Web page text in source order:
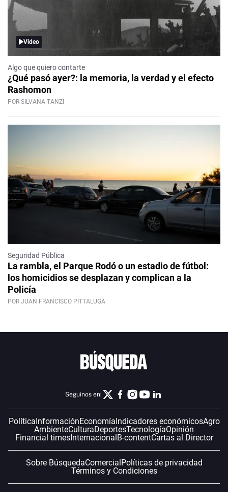
Video
Algo que quiero contarte
¿Qué pasó ayer?: la memoria, la verdad y el efecto
Rashomon
POR SILVANA TANZI
Seguridad Pública
La rambla, el Parque Rodó o un estadio de fútbol:
los homicidios se desplazan y complican a la
Policía
POR JUAN FRANCISCO PITTALUGA
Seguinos en:
Política InformaciónEconomía Indicadores económicosAgro
AmbienteCulturaDeportesTecnologíaOpinión
Financial timesInternacional B-contentCartas al Director
Sobre BúsquedaComercial Políticas de privacidad
Términos y Condiciones